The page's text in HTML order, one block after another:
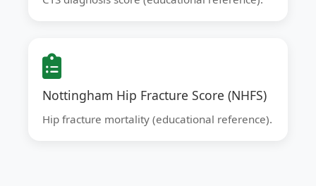
Nottingham Hip Fracture Score (NHFS)
Hip fracture mortality (educational reference).